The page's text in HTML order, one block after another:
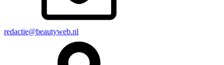
redactie@beautyweb.nl